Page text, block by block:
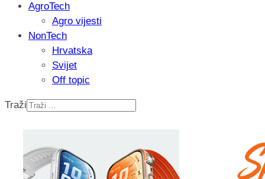
AgroTech
Agro vijesti
NonTech
Hrvatska
Svijet
Off topic
Traži